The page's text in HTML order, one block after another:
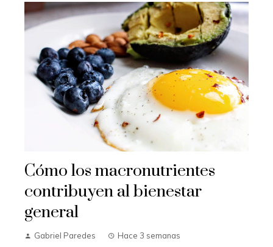
Cómo los macronutrientes
contribuyen al bienestar
general
Gabriel Paredes Hace 3 semanas